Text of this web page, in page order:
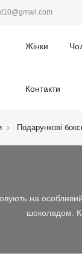
Жінки
Контакти
Подарункові
на
шоколадом.